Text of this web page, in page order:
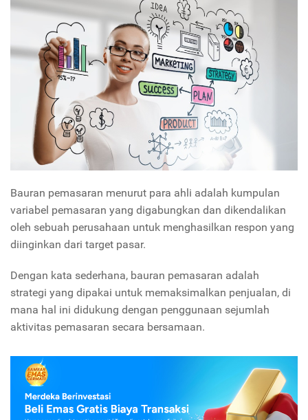
Bauran pemasaran menurut para ahli adalah kumpulan
variabel pemasaran yang digabungkan dan dikendalikan
oleh sebuah perusahaan untuk menghasilkan respon yang
diinginkan dari target pasar.
Dengan kata sederhana, bauran pemasaran adalah
strategi yang dipakai untuk memaksimalkan penjualan, di
mana hal ini didukung dengan penggunaan sejumlah
aktivitas pemasaran secara bersamaan.